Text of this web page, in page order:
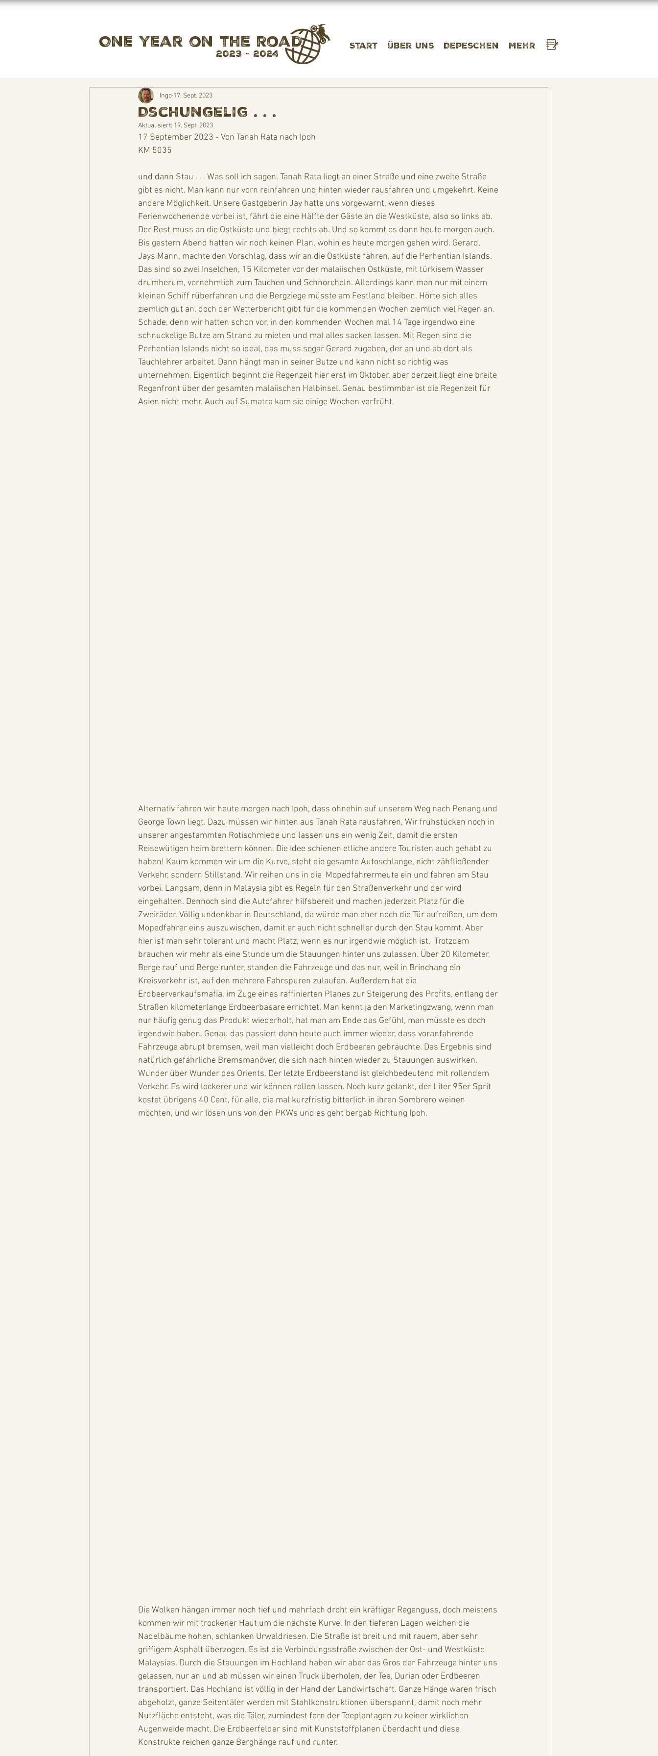
Start Über uns Depeschen Mehr
One year on the road
2023 - 2024
Dschungelig . . .
Ingo 17. Sept. 2023
Aktualisiert: 19. Sept. 2023
17 September 2023 - Von Tanah Rata nach Ipoh
KM 5035
und dann Stau . . . Was soll ich sagen. Tanah Rata liegt an einer Straße und eine zweite Straße
gibt es nicht. Man kann nur vorn reinfahren und hinten wieder rausfahren und umgekehrt. Keine
andere Möglichkeit. Unsere Gastgeberin Jay hatte uns vorgewarnt, wenn dieses
Ferienwochenende vorbei ist, fährt die eine Hälfte der Gäste an die Westküste, also so links ab.
Der Rest muss an die Ostküste und biegt rechts ab. Und so kommt es dann heute morgen auch.
Bis gestern Abend hatten wir noch keinen Plan, wohin es heute morgen gehen wird. Gerard,
Jays Mann, machte den Vorschlag, dass wir an die Ostküste fahren, auf die Perhentian Islands.
Das sind so zwei Inselchen, 15 Kilometer vor der malaiischen Ostküste, mit türkisem Wasser
drumherum, vornehmlich zum Tauchen und Schnorcheln. Allerdings kann man nur mit einem
kleinen Schiff rüberfahren und die Bergziege müsste am Festland bleiben. Hörte sich alles
ziemlich gut an, doch der Wetterbericht gibt für die kommenden Wochen ziemlich viel Regen an.
Schade, denn wir hatten schon vor, in den kommenden Wochen mal 14 Tage irgendwo eine
schnuckelige Butze am Strand zu mieten und mal alles sacken lassen. Mit Regen sind die
Perhentian Islands nicht so ideal, das muss sogar Gerard zugeben, der an und ab dort als
Tauchlehrer arbeitet. Dann hängt man in seiner Butze und kann nicht so richtig was
unternehmen. Eigentlich beginnt die Regenzeit hier erst im Oktober, aber derzeit liegt eine breite
Regenfront über der gesamten malaiischen Halbinsel. Genau bestimmbar ist die Regenzeit für
Asien nicht mehr. Auch auf Sumatra kam sie einige Wochen verfrüht.
Alternativ fahren wir heute morgen nach Ipoh, dass ohnehin auf unserem Weg nach Penang und
George Town liegt. Dazu müssen wir hinten aus Tanah Rata rausfahren, Wir frühstücken noch in
unserer angestammten Rotischmiede und lassen uns ein wenig Zeit, damit die ersten
Reisewütigen heim brettern können. Die Idee schienen etliche andere Touristen auch gehabt zu
haben! Kaum kommen wir um die Kurve, steht die gesamte Autoschlange, nicht zähfließender
Verkehr, sondern Stillstand. Wir reihen uns in die  Mopedfahrermeute ein und fahren am Stau
vorbei. Langsam, denn in Malaysia gibt es Regeln für den Straßenverkehr und der wird
eingehalten. Dennoch sind die Autofahrer hilfsbereit und machen jederzeit Platz für die
Zweiräder. Völlig undenkbar in Deutschland, da würde man eher noch die Tür aufreißen, um dem
Mopedfahrer eins auszuwischen, damit er auch nicht schneller durch den Stau kommt. Aber
hier ist man sehr tolerant und macht Platz, wenn es nur irgendwie möglich ist.  Trotzdem
brauchen wir mehr als eine Stunde um die Stauungen hinter uns zulassen. Über 20 Kilometer,
Berge rauf und Berge runter, standen die Fahrzeuge und das nur, weil in Brinchang ein
Kreisverkehr ist, auf den mehrere Fahrspuren zulaufen. Außerdem hat die
Erdbeerverkaufsmafia, im Zuge eines raffinierten Planes zur Steigerung des Profits, entlang der
Straßen kilometerlange Erdbeerbasare errichtet. Man kennt ja den Marketingzwang, wenn man
nur häufig genug das Produkt wiederholt, hat man am Ende das Gefühl, man müsste es doch
irgendwie haben. Genau das passiert dann heute auch immer wieder, dass voranfahrende
Fahrzeuge abrupt bremsen, weil man vielleicht doch Erdbeeren gebräuchte. Das Ergebnis sind
natürlich gefährliche Bremsmanöver, die sich nach hinten wieder zu Stauungen auswirken.
Wunder über Wunder des Orients. Der letzte Erdbeerstand ist gleichbedeutend mit rollendem
Verkehr. Es wird lockerer und wir können rollen lassen. Noch kurz getankt, der Liter 95er Sprit
kostet übrigens 40 Cent, für alle, die mal kurzfristig bitterlich in ihren Sombrero weinen
möchten, und wir lösen uns von den PKWs und es geht bergab Richtung Ipoh.
Die Wolken hängen immer noch tief und mehrfach droht ein kräftiger Regenguss, doch meistens
kommen wir mit trockener Haut um die nächste Kurve. In den tieferen Lagen weichen die
Nadelbäume hohen, schlanken Urwaldriesen. Die Straße ist breit und mit rauem, aber sehr
griffigem Asphalt überzogen. Es ist die Verbindungsstraße zwischen der Ost- und Westküste
Malaysias. Durch die Stauungen im Hochland haben wir aber das Gros der Fahrzeuge hinter uns
gelassen, nur an und ab müssen wir einen Truck überholen, der Tee, Durian oder Erdbeeren
transportiert. Das Hochland ist völlig in der Hand der Landwirtschaft. Ganze Hänge waren frisch
abgeholzt, ganze Seitentäler werden mit Stahlkonstruktionen überspannt, damit noch mehr
Nutzfläche entsteht, was die Täler, zumindest fern der Teeplantagen zu keiner wirklichen
Augenweide macht. Die Erdbeerfelder sind mit Kunststoffplanen überdacht und diese
Konstrukte reichen ganze Berghänge rauf und runter.